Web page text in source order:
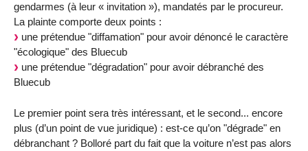
gendarmes (à leur « invitation »), mandatés par le procureur.
La plainte comporte deux points :
une prétendue "diffamation" pour avoir dénoncé le caractère
"écologique" des Bluecub
une prétendue "dégradation" pour avoir débranché des
Bluecub
Le premier point sera très intéressant, et le second... encore
plus (d’un point de vue juridique) : est-ce qu’on "dégrade" en
débranchant ? Bolloré part du fait que la voiture n’est pas alors